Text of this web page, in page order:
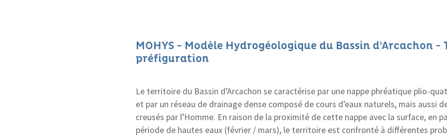
MOHYS - Modèle Hydrogéologique du Bassin d'Arcachon -
préfiguration
Le territoire du Bassin d’Arcachon se caractérise par une nappe phréatique plio-
et par un réseau de drainage dense composé de cours d’eaux naturels, mais aussi
creusés par l’Homme. En raison de la proximité de cette nappe avec la surface, en
période de hautes eaux (février / mars), le territoire est confronté à différentes